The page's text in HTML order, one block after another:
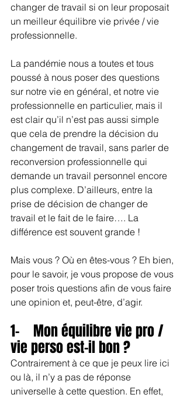
changer de travail si on leur proposait
un meilleur équilibre vie privée / vie
professionnelle.
La pandémie nous a toutes et tous
poussé à nous poser des questions
sur notre vie en général, et notre vie
professionnelle en particulier, mais il
est clair qu’il n’est pas aussi simple
que cela de prendre la décision du
changement de travail, sans parler de
reconversion professionnelle qui
demande un travail personnel encore
plus complexe. D’ailleurs, entre la
prise de décision de changer de
travail et le fait de le faire…. La
différence est souvent grande !
Mais vous ? Où en êtes-vous ? Eh bien,
pour le savoir, je vous propose de vous
poser trois questions afin de vous faire
une opinion et, peut-être, d’agir.
1-    Mon équilibre vie pro /
vie perso est-il bon ?
Contrairement à ce que je peux lire ici
ou là, il n’y a pas de réponse
universelle à cette question. En effet,